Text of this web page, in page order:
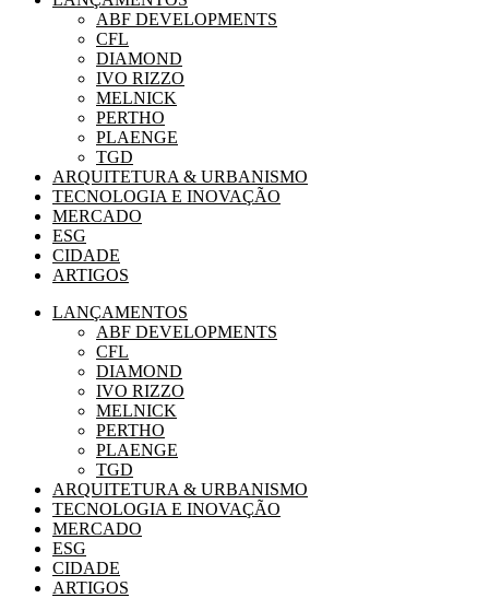
ABF DEVELOPMENTS
CFL
DIAMOND
IVO RIZZO
MELNICK
PERTHO
PLAENGE
TGD
ARQUITETURA & URBANISMO
TECNOLOGIA E INOVAÇÃO
MERCADO
ESG
CIDADE
ARTIGOS
LANÇAMENTOS
ABF DEVELOPMENTS
CFL
DIAMOND
IVO RIZZO
MELNICK
PERTHO
PLAENGE
TGD
ARQUITETURA & URBANISMO
TECNOLOGIA E INOVAÇÃO
MERCADO
ESG
CIDADE
ARTIGOS